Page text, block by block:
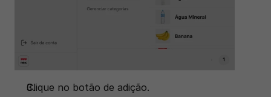
Clique no botão de adição.